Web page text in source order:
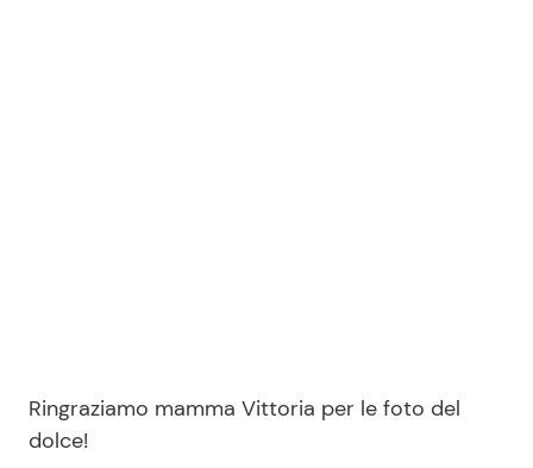
Ringraziamo mamma Vittoria per le foto del
dolce!